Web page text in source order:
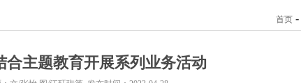
首页 -
合主题教育开展系列业务活动